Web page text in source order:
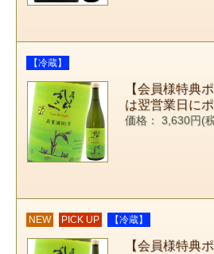
【冷蔵】
【会員様特
は翌営業日に
価格： 3,630円(
NEW PICK UP 【冷蔵】
【会員様特